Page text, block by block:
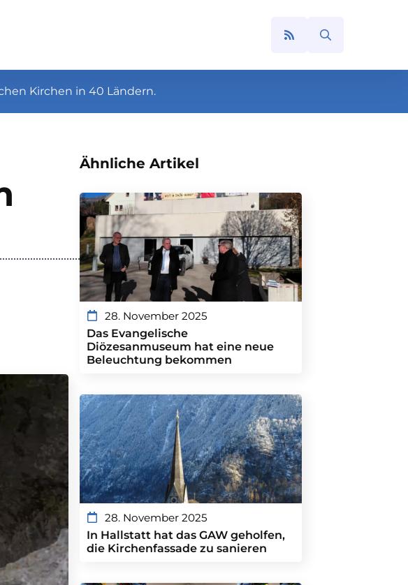
Kirchen in 40 Ländern.
Ähnliche Artikel
28. November 2025
Das Evangelische
Diözesanmuseum hat eine neue
Beleuchtung bekommen
28. November 2025
In Hallstatt hat das GAW geholfen,
die Kirchenfassade zu sanieren